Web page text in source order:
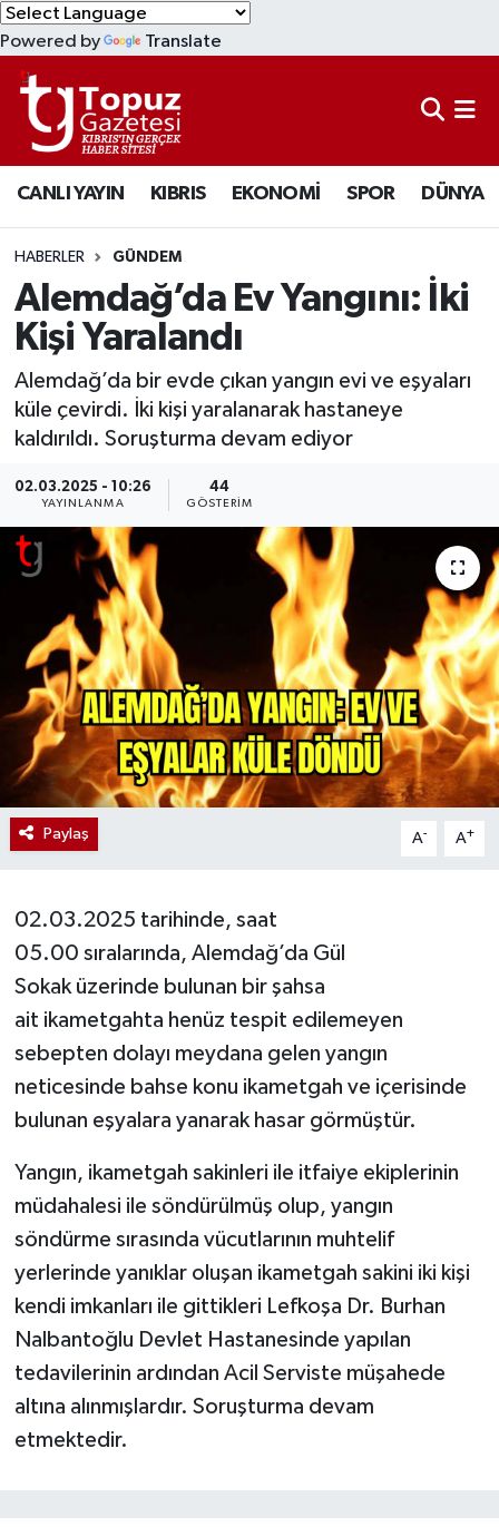
Powered by Translate
CANLI YAYIN KIBRIS EKONOMİ SPOR DÜNYA
HABERLER GÜNDEM
Alemdağ’da Ev Yangını: İki
Kişi Yaralandı
Alemdağ’da bir evde çıkan yangın evi ve eşyaları
küle çevirdi. İki kişi yaralanarak hastaneye
kaldırıldı. Soruşturma devam ediyor
02.03.2025 - 10:26
YAYINLANMA
44
GÖSTERIM
Paylaş A- A+
02.03.2025 tarihinde, saat
05.00 sıralarında, Alemdağ’da Gül
Sokak üzerinde bulunan bir şahsa
ait ikametgahta henüz tespit edilemeyen
sebepten dolayı meydana gelen yangın
neticesinde bahse konu ikametgah ve içerisinde
bulunan eşyalara yanarak hasar görmüştür.
​Yangın, ikametgah sakinleri ile itfaiye ekiplerinin
müdahalesi ile söndürülmüş olup, yangın
söndürme sırasında vücutlarının muhtelif
yerlerinde yanıklar oluşan ikametgah sakini iki kişi
kendi imkanları ile gittikleri Lefkoşa Dr. Burhan
Nalbantoğlu Devlet Hastanesinde yapılan
tedavilerinin ardından Acil Serviste müşahede
altına alınmışlardır. Soruşturma devam
etmektedir.
KIBRIS
DÜNYA
EKONOMİ
MAGAZİN
SAĞLIK
SPOR
TEKNOLOJİ
TÜRKİYE
Lefkoşa Nöbetçi Eczaneler
Lefkoşa Hava Durumu
Lefkoşa Trafik Yoğunluk Haritası
Süper Lig Puan Durumu ve Fikstür
Tüm Manşetler
Son Dakika Haberleri
Haber Arşivi